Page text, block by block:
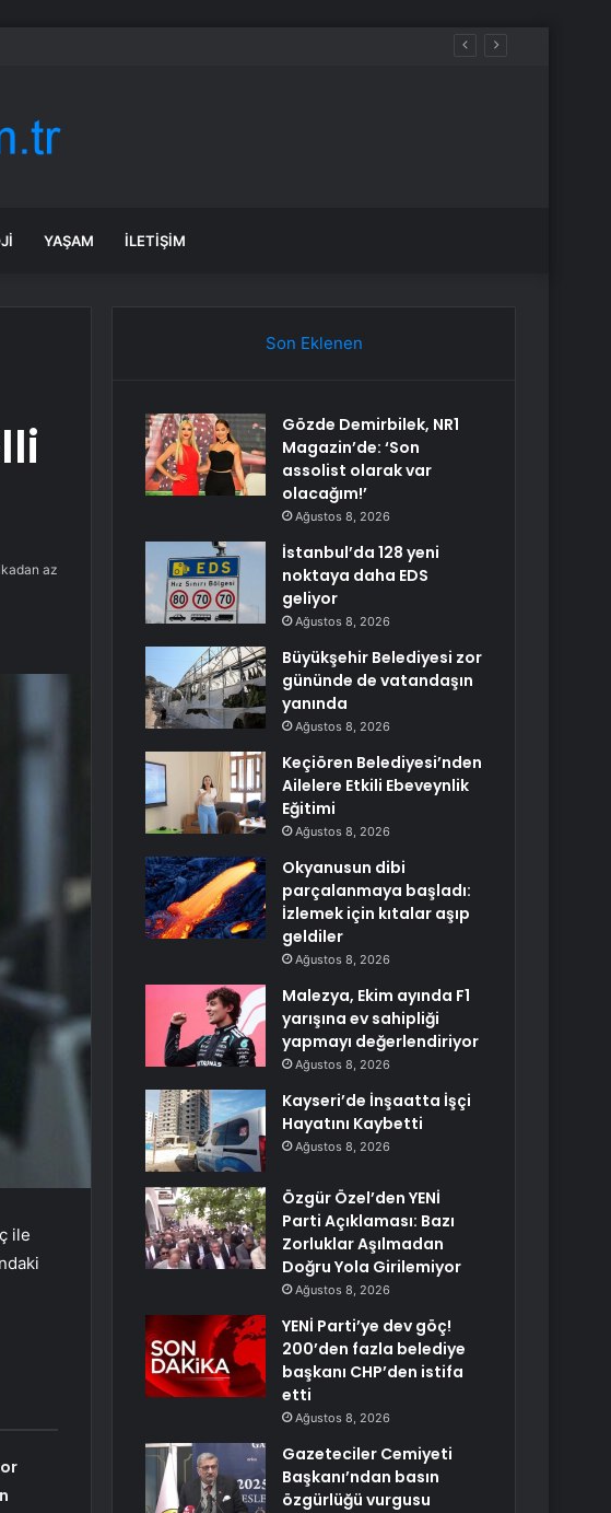
YAŞAM İLETIŞIM
az
ile
Son Eklenen
Gözde Demirbilek, NR1
Magazin’de: ‘Son
assolist olarak var
olacağım!’
Ağustos 8, 2026
İstanbul’da 128 yeni
noktaya daha EDS
geliyor
Ağustos 8, 2026
Büyükşehir Belediyesi zor
gününde de vatandaşın
yanında
Ağustos 8, 2026
Keçiören Belediyesi’nden
Ailelere Etkili Ebeveynlik
Eğitimi
Ağustos 8, 2026
Okyanusun dibi
parçalanmaya başladı:
İzlemek için kıtalar aşıp
geldiler
Ağustos 8, 2026
Malezya, Ekim ayında F1
yarışına ev sahipliği
yapmayı değerlendiriyor
Ağustos 8, 2026
Kayseri’de İnşaatta İşçi
Hayatını Kaybetti
Ağustos 8, 2026
Özgür Özel’den YENİ
Parti Açıklaması: Bazı
Zorluklar Aşılmadan
Doğru Yola Girilemiyor
Ağustos 8, 2026
YENİ Parti’ye dev göç!
200’den fazla belediye
başkanı CHP’den istifa
etti
Ağustos 8, 2026
Gazeteciler Cemiyeti
Başkanı’ndan basın
özgürlüğü vurgusu